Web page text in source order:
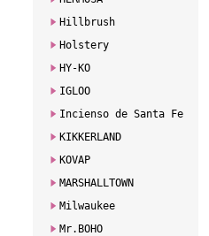
Hillbrush
Holstery
HY-KO
IGLOO
Incienso de Santa Fe
KIKKERLAND
KOVAP
MARSHALLTOWN
Milwaukee
Mr.BOHO